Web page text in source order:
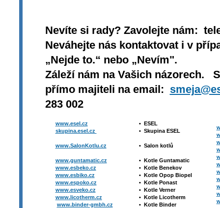
Nevíte si rady? Zavolejte nám:
Neváhejte nás kontaktovat i v
„Nejde to.“ nebo „Nevím".
Záleží nám na Vašich názorech.
přímo majiteli na email:
283 002
www.esel.cz
skupina.esel.cz
www.SalonKotlu.cz
www.guntamatic.cz
www.esbeko.cz
www.esbiko.cz
www.espoko.cz
www.esveko.cz
www.licotherm.cz
www.binder-gmbh.cz
• ESEL
• Skupina ESEL
• Salon kotlů
• Kotle Guntamatic
• Kotle Benekov
• Kotle Opop Biopel
• Kotle Ponast
• Kotle Verner
• Kotle Licotherm
• Kotle Binder